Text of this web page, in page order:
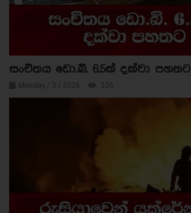
සංචිතය ඩො.බි. 6.5ක් දක්වා පහතට
Monday / 3 / 2026 336